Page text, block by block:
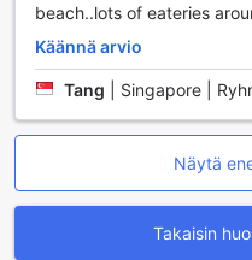
Toyoko Inn Odawara-eki
huoneita, jotka on
heidän oleskelunsa olisi
Jokaisessa huoneessa on
miellyttävän lämpötilan
kylmä sää ulkona on.
joka auttaa vieraita
vaivattomasti.
Lisäksi huoneissa on
ja välipalojen
beach..lots of eateries
Käännä arvio
Tang Singapore |
Näytä
Takaisin